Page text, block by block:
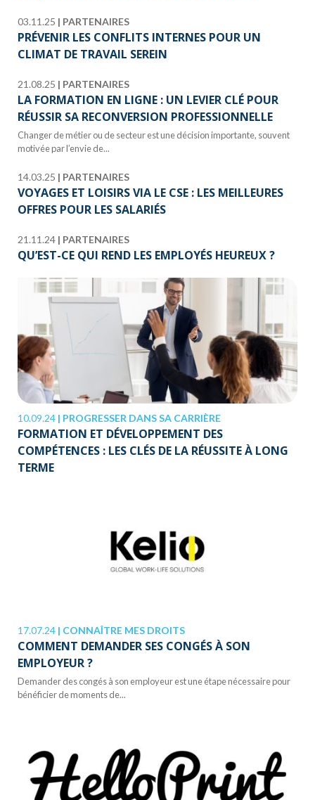
03.11.25 | PARTENAIRES
PRÉVENIR LES CONFLITS INTERNES POUR UN
CLIMAT DE TRAVAIL SEREIN
21.08.25 | PARTENAIRES
LA FORMATION EN LIGNE : UN LEVIER CLÉ POUR
RÉUSSIR SA RECONVERSION PROFESSIONNELLE
Changer de métier ou de secteur est une décision importante, souvent
motivée par l’envie de...
14.03.25 | PARTENAIRES
VOYAGES ET LOISIRS VIA LE CSE : LES MEILLEURES
OFFRES POUR LES SALARIÉS
21.11.24 | PARTENAIRES
QU’EST-CE QUI REND LES EMPLOYÉS HEUREUX ?
10.09.24 | PROGRESSER DANS SA CARRIÈRE
FORMATION ET DÉVELOPPEMENT DES
COMPÉTENCES : LES CLÉS DE LA RÉUSSITE À LONG
TERME
17.07.24 | CONNAÎTRE MES DROITS
COMMENT DEMANDER SES CONGÉS À SON
EMPLOYEUR ?
Demander des congés à son employeur est une étape nécessaire pour
bénéficier de moments de...